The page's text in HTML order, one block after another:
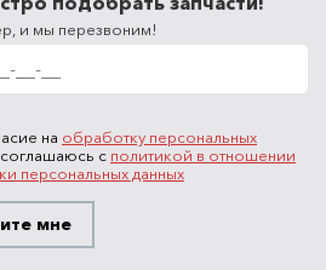
и мы перезвоним!
на обработку персональных
с политикой в отношении
персональных данных
Перезвоните мне